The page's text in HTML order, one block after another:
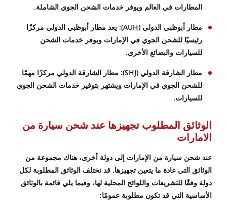
المطارات في العالم ويوفر خدمات الشحن الجوي الشاملة.
مطار أبوظبي الدولي (AUH): يعد مطار أبوظبي الدولي مركزًا
رئيسيًا للشحن الجوي في الإمارات ويوفر خدمات الشحن
للسيارات والبضائع الأخرى.
مطار الشارقة الدولي (SHJ): مطار الشارقة الدولي مركزًا مهمًا
للشحن الجوي في الإمارات ويشتهر بتوفير خدمات الشحن الجوي
للسيارات.
الوثائق المطلوب تجهيزها عند شحن سيارة من
الامارات
عند شحن سيارة من الإمارات إلى دولة أخرى، هناك مجموعة من
الوثائق التي عادة ما يتعين تجهيزها. قد تختلف الوثائق المطلوبة لكل
دولة وفقًا للتشريعات واللوائح المحلية لها، وفيما يلي قائمة بالوثائق
الأساسية التي قد تكون مطلوبة عمومًا: